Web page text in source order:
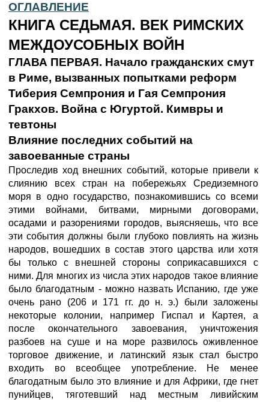
ОГЛАВЛЕНИЕ
КНИГА СЕДЬМАЯ. ВЕК РИМСКИХ
МЕЖДОУСОБНЫХ ВОЙН
ГЛАВА ПЕРВАЯ. Начало гражданских смут
в Риме, вызванных попытками реформ
Тиберия Семпрония и Гая Семпрония
Гракхов. Война с Югуртой. Кимвры и
тевтоны
Влияние последних событий на
завоеванные страны
Проследив ход внешних событий, которые привели к
слиянию всех стран на побережьях Средиземного
моря в одно государство, познакомившись со всеми
этими войнами, битвами, мирными договорами,
осадами и разорениями городов, выясняешь, что все
эти события должны были глубоко повлиять на жизнь
народов, вошедших в состав этого царства или хотя
бы только с внешней стороны соприкасавшихся с
ними. Для многих из числа этих народов такое влияние
было благодатным - можно назвать Испанию, где уже
очень рано (206 и 171 гг. до н. э.) были заложены
некоторые колонии, например Гиспал и Картея, а
после окончательного завоевания, уничтожения
разбоев на суше и на море развилось оживленное
торговое движение, и латинский язык стал быстро
входить во всеобщее употребление. Не менее
благодатным было это влияние и для Африки, где гнет
пунийцев, тяготевший над местным ливийским